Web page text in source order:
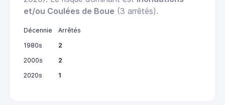
et/ou Coulées de Boue (3 arrêtés).
Décennie
Arrêtés
1980s
2
2000s
2
2020s
1